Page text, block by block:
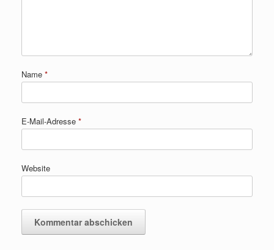
Name *
E-Mail-Adresse *
Website